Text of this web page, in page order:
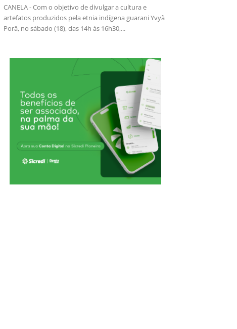
CANELA - Com o objetivo de divulgar a cultura e
artefatos produzidos pela etnia indígena guarani Yvyã
Porâ, no sábado (18), das 14h às 16h30,...